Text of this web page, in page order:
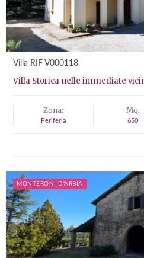
Villa RIF V000118
Villa Storica nelle immediate
Zona:
Periferia
Mq:
650
MONTERONI D'ARBIA